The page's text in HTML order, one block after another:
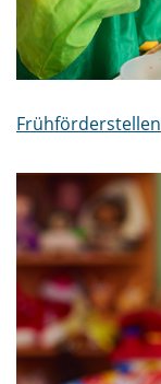
Frühförderstellen